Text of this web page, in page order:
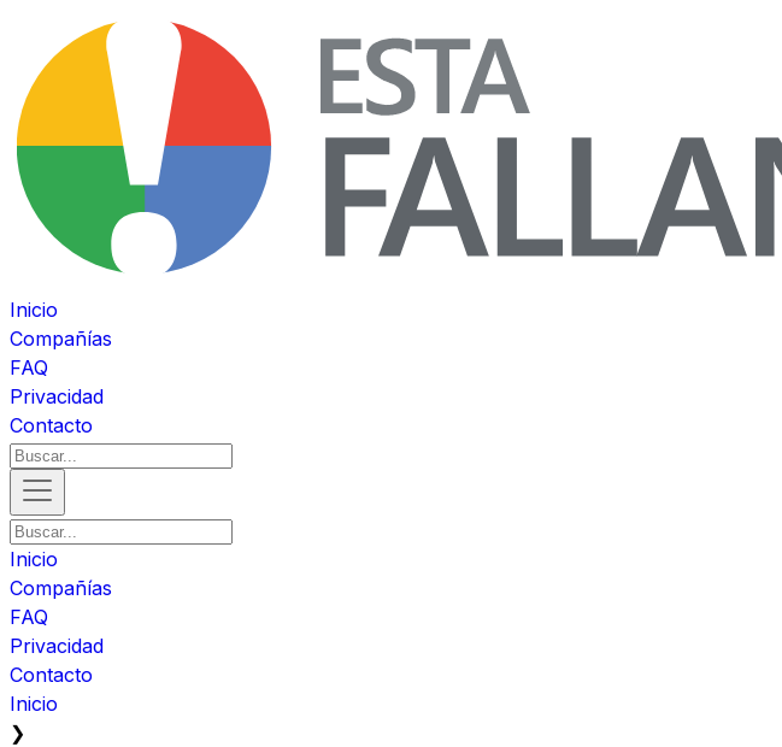
Inicio
Compañías
FAQ
Privacidad
Contacto
Inicio
Compañías
FAQ
Privacidad
Contacto
Inicio
❯